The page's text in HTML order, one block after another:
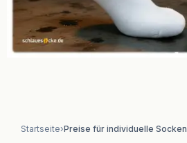
Startseite›Preise für individuelle Socken